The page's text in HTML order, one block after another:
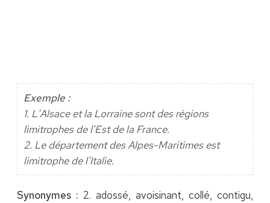
Exemple :
1. L'Alsace et la Lorraine sont des régions
limitrophes de l'Est de la France.
2. Le département des Alpes-Maritimes est
limitrophe de l'Italie.
Synonymes : 2. adossé, avoisinant, collé, contigu,